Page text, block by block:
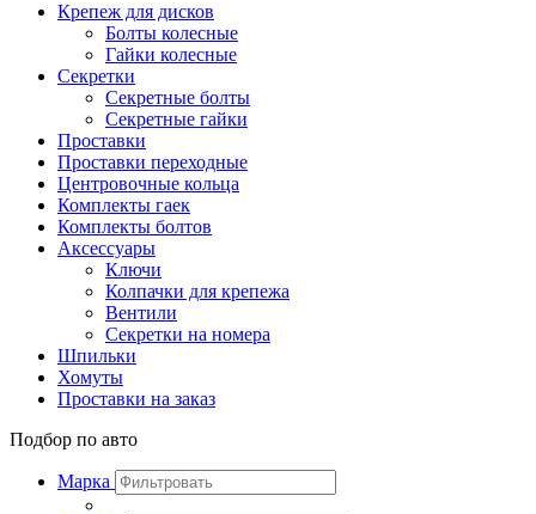
Крепеж для дисков
Болты колесные
Гайки колесные
Секретки
Секретные болты
Секретные гайки
Проставки
Проставки переходные
Центровочные кольца
Комплекты гаек
Комплекты болтов
Аксессуары
Ключи
Колпачки для крепежа
Вентили
Секретки на номера
Шпильки
Хомуты
Проставки на заказ
Подбор по авто
Марка